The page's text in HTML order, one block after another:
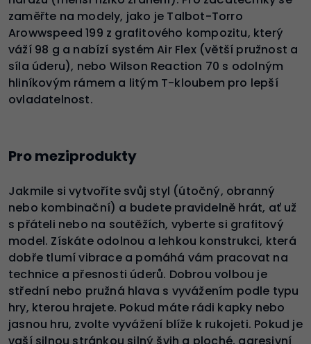
zaměřte na modely, jako je Talbot-Torro
Arowwspeed 199 z grafitového kompozitu, který
váží 98 g a nabízí systém Air Flex (větší pružnost a
síla úderu), nebo Wilson Reaction 70 s odolným
hliníkovým rámem a litým T-kloubem pro lepší
ovladatelnost.
Pro meziprodukty
Jakmile si vytvoříte svůj styl (útočný, obranný
nebo kombinační) a budete pravidelně hrát, ať už
s přáteli nebo na soutěžích, vyberte si grafitový
model. Získáte odolnou a lehkou konstrukci, která
dobře tlumí vibrace a pomáhá vám pracovat na
technice a přesnosti úderů. Dobrou volbou je
střední nebo pružná hlava s vyvážením podle typu
hry, kterou hrajete. Pokud máte rádi kapky nebo
jasnou hru, zvolte vyvážení blíže k rukojeti. Pokud je